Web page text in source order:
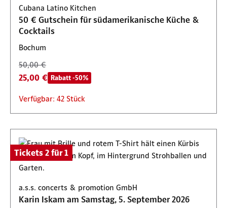
Verfügbar: 1 Stück
Verfügbar: 1 Stück
Verfügbar: 100 Stück
Verfügbar: 224 Stück
Cubana Latino Kitchen
50 € Gutschein für südamerikanische Küche &
Cocktails
Bochum
50,00 €
25,00 € Rabatt -50%
Verfügbar: 42 Stück
Tickets 2 für 1
a.s.s. concerts & promotion GmbH
Karin Iskam am Samstag, 5. September 2026